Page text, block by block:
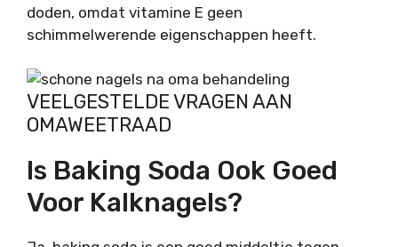
doden, omdat vitamine E geen
schimmelwerende eigenschappen heeft.
VEELGESTELDE VRAGEN AAN
OMAWEETRAAD
Is Baking Soda Ook Goed
Voor Kalknagels?